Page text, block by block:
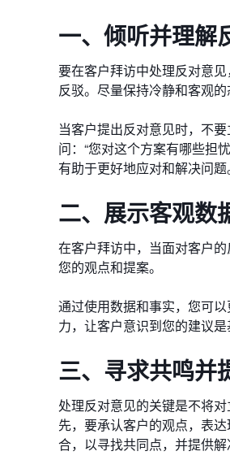
一、倾听并理解
要在客户拜访中处理反对意
反驳。尽量保持冷静和客观
当客户提出反对意见时，不
问：“您对这个方案有哪些担
有助于更好地应对和解决问题
二、展示客观数
在客户拜访中，当面对客户
您的观点和提案。
通过使用数据和事实，您可
力，让客户意识到您的建议
三、寻求共鸣并
处理反对意见的关键是不将
先，要承认客户的观点，表
合，以寻找共同点，并提供解